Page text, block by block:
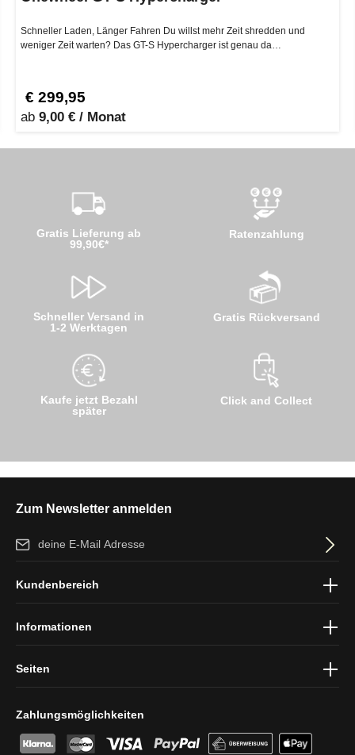
Schneller Laden, Länger Fahren Du willst mehr Zeit shredden und
weniger Zeit warten? Das GT-S Hypercharger ist genau da…
€ 299,95
ab 9,00 € / Monat
Gratis Lieferung ab
99,90€*
Schneller Versand in
1-2 Werktagen
Kaufe jetzt Bezahl
später
Ratenzahlung
Gratis Rückversand
Click and Collect
Zum Newsletter anmelden
E-Mail-Adresse*
und dieAGBgelesen und bin mit ihnen einverstanden.
Zahlungsmöglichkeiten
Kundenbereich
Informationen
Seiten